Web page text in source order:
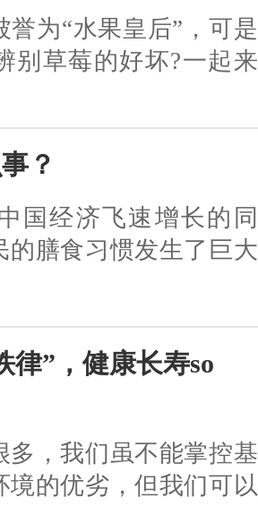
为“水果皇后”，可是
别草莓的好坏?一起来
？
国经济飞速增长的同
的膳食习惯发生了巨大
律”，健康长寿so
多，我们虽不能掌控基
境的优劣，但我们可以